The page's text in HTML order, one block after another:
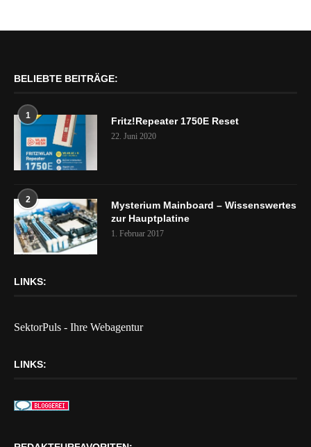
BELIEBTE BEITRÄGE:
1 Fritz!Repeater 1750E Reset
22. Juni 2020
2
Mysterium Mainboard – Wissenswertes
zur Hauptplatine
1. Februar 2017
LINKS:
SektorPuls - Ihre Webagentur
LINKS: